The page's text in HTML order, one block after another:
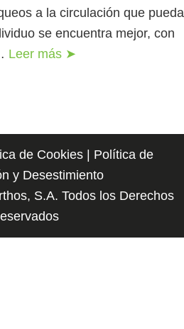
a la circulación que pueda
se encuentra mejor, con
Leer más ➤
de Cookies| Política de
y Desestimiento
S.A. Todos los Derechos